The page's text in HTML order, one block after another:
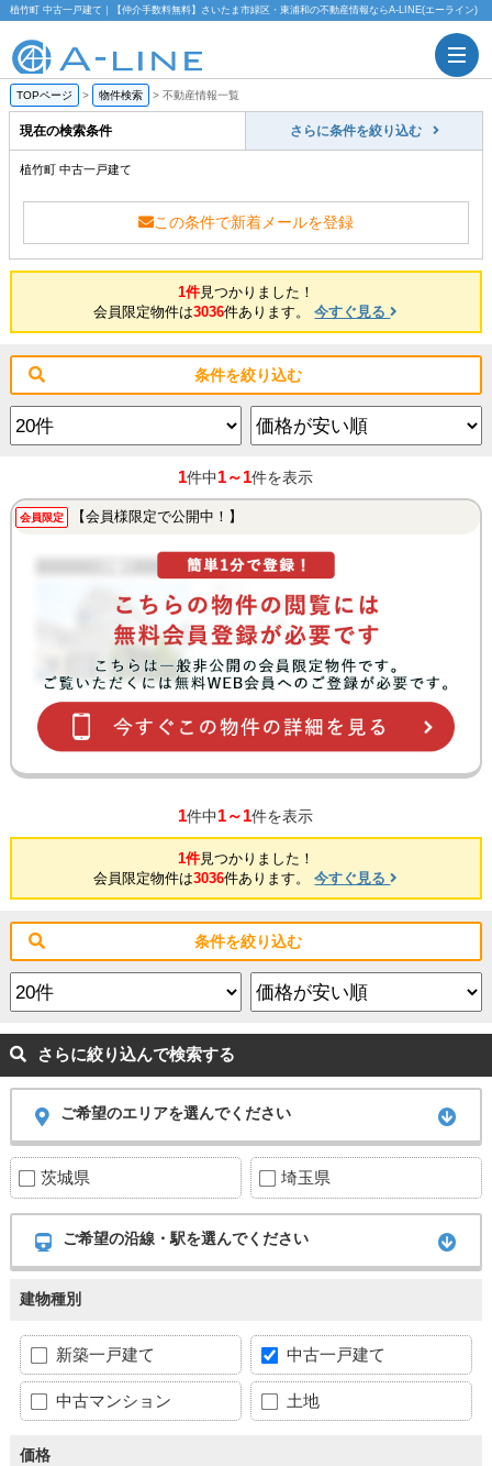
植竹町 中古一戸建て｜【仲介手数料無料】さいたま市緑区・東浦和の不動産情報ならA-LINE(エーライン)
TOPページ > 物件検索 > 不動産情報一覧
現在の検索条件 さらに条件を絞り込む
植竹町 中古一戸建て
この条件で新着メールを登録
1件見つかりました！
会員限定物件は3036件あります。今すぐ見る
条件を絞り込む
1件中1～1件を表示
会員限定 【会員様限定で公開中！】
1件中1～1件を表示
1件見つかりました！
会員限定物件は3036件あります。今すぐ見る
条件を絞り込む
さらに絞り込んで検索する
ご希望のエリアを選んでください
茨城県 埼玉県
ご希望の沿線・駅を選んでください
建物種別
新築一戸建て 中古一戸建て
中古マンション 土地
価格